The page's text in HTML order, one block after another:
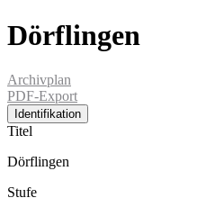
Dörflingen
Archivplan
PDF-Export
Identifikation
Titel
Dörflingen
Stufe